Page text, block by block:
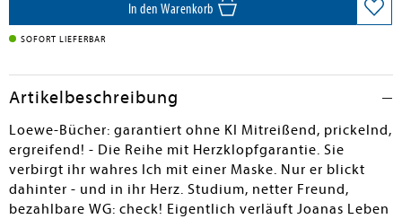
In den Warenkorb
SOFORT LIEFERBAR
Artikelbeschreibung
Loewe-Bücher: garantiert ohne KI Mitreißend, prickelnd,
ergreifend! - Die Reihe mit Herzklopfgarantie. Sie
verbirgt ihr wahres Ich mit einer Maske. Nur er blickt
dahinter - und in ihr Herz. Studium, netter Freund,
bezahlbare WG: check! Eigentlich verläuft Joanas Leben